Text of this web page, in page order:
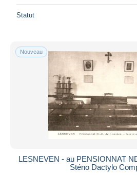
Statut
Nouveau
LESNEVEN - au PENSIONNAT
Sténo Dactylo